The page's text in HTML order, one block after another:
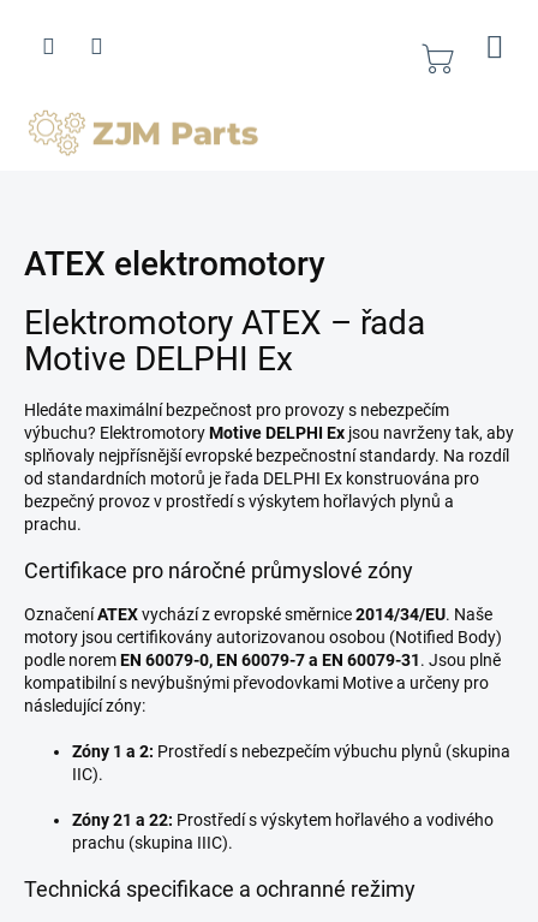
obsah
Nákupní
ATEX elektromotory
Elektromotory ATEX – řada
Motive DELPHI Ex
Hledáte maximální bezpečnost pro provozy s nebezpečím
výbuchu? ElektromotoryMotive DELPHI Ex jsou navrženy tak, aby
splňovaly nejpřísnější evropské bezpečnostní standardy. Na rozdíl
od standardních motorů je řada DELPHI Ex konstruována pro
bezpečný provoz v prostředí s výskytem hořlavých plynů a
prachu.
Certifikace pro náročné průmyslové zóny
OznačeníATEXvychází z evropské směrnice2014/34/EU. Naše
motory jsou certifikovány autorizovanou osobou (Notified Body)
podle noremEN 60079-0, EN 60079-7 a EN 60079-31. Jsou plně
kompatibilní s nevýbušnými převodovkami Motive a určeny pro
následující zóny:
Zóny 1 a 2: Prostředí s nebezpečím výbuchu plynů (skupina
IIC).
Zóny 21 a 22: Prostředí s výskytem hořlavého a vodivého
prachu (skupina IIIC).
Technická specifikace a ochranné režimy